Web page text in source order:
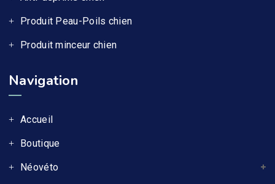
Produit Peau-Poils chien
Produit minceur chien
Navigation
Accueil
Boutique
Néovéto